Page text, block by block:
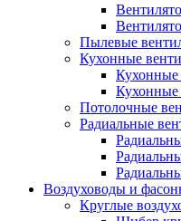
Пылевые
Кухонные
Потолочные
Радиальные
Воздуховоды и
Круглые